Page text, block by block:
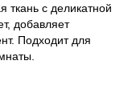
ткань с деликатной
добавляет
Подходит для